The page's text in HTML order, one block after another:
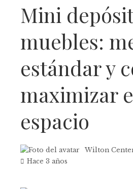
Mini
muebles:
estándar y
maximizar
espacio
Wilton
Hace 3 años